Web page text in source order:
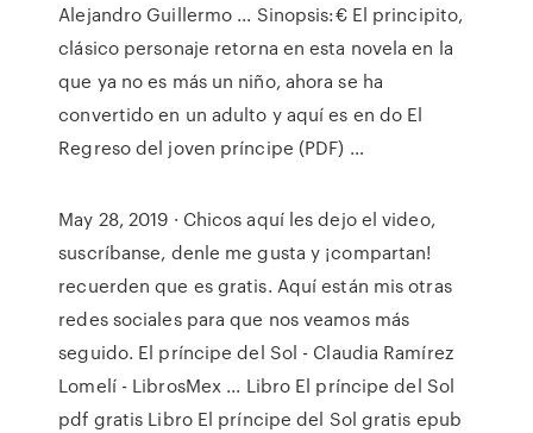
Alejandro Guillermo ... Sinopsis:€ El principito,
clásico personaje retorna en esta novela en la
que ya no es más un niño, ahora se ha
convertido en un adulto y aquí es en do El
Regreso del joven príncipe (PDF) …
May 28, 2019 · Chicos aquí les dejo el video,
suscríbanse, denle me gusta y ¡compartan!
recuerden que es gratis. Aquí están mis otras
redes sociales para que nos veamos más
seguido. El príncipe del Sol - Claudia Ramírez
Lomelí - LibrosMex ... Libro El príncipe del Sol
pdf gratis Libro El príncipe del Sol gratis epub